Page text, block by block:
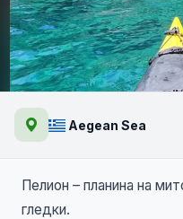
Тайните на
на
Aegean Sea
Пелион – планина на
гледки.